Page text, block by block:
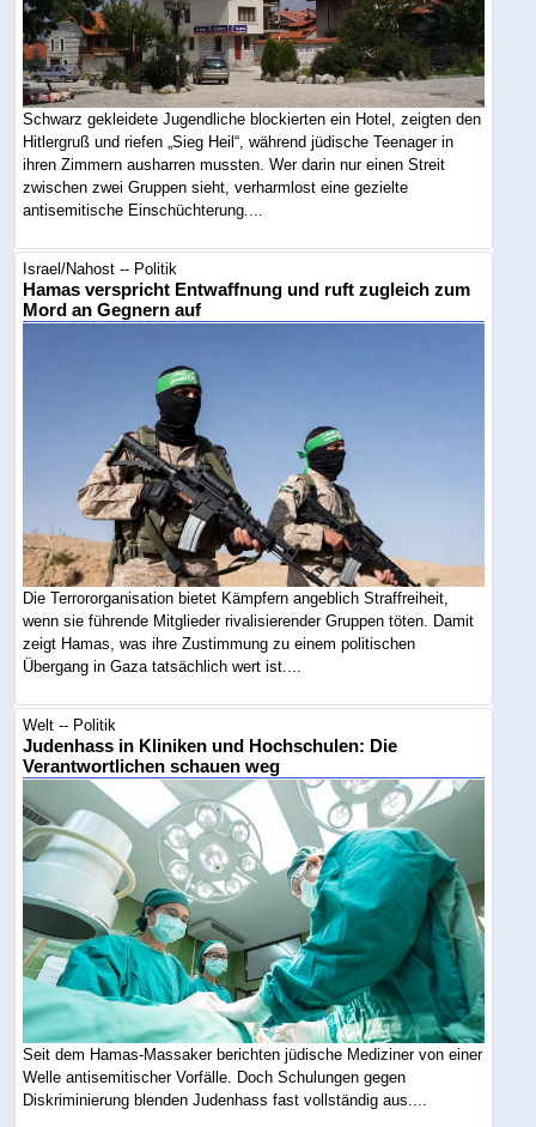
Schwarz gekleidete Jugendliche blockierten ein Hotel, zeigten den
Hitlergruß und riefen „Sieg Heil“, während jüdische Teenager in
ihren Zimmern ausharren mussten. Wer darin nur einen Streit
zwischen zwei Gruppen sieht, verharmlost eine gezielte
antisemitische Einschüchterung....
Israel/Nahost -- Politik
Hamas verspricht Entwaffnung und ruft zugleich zum
Mord an Gegnern auf
Die Terrororganisation bietet Kämpfern angeblich Straffreiheit,
wenn sie führende Mitglieder rivalisierender Gruppen töten. Damit
zeigt Hamas, was ihre Zustimmung zu einem politischen
Übergang in Gaza tatsächlich wert ist....
Welt -- Politik
Judenhass in Kliniken und Hochschulen: Die
Verantwortlichen schauen weg
Seit dem Hamas-Massaker berichten jüdische Mediziner von einer
Welle antisemitischer Vorfälle. Doch Schulungen gegen
Diskriminierung blenden Judenhass fast vollständig aus....